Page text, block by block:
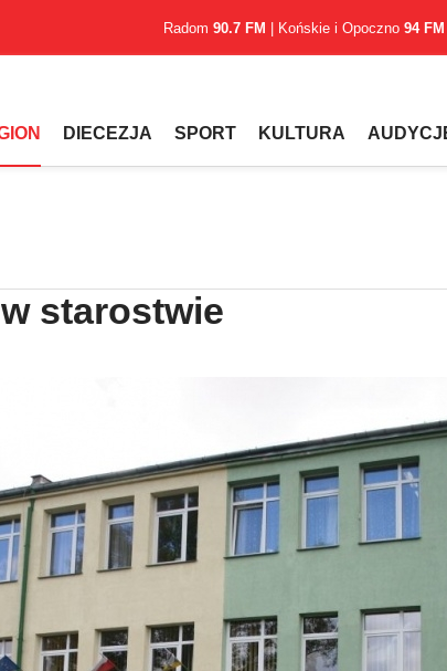
Radom 90.7 FM | Końskie i Opoczno 94 FM
DIECEZJA SPORT KULTURA
starostwie